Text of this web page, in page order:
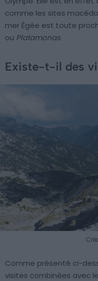
comme les sites
mer Égée est toute
ou Platamonas.
Existe-t-il des
Comme présenté ci-
visites combinées avec